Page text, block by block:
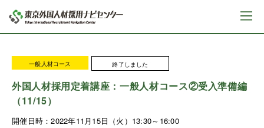
一般人材コース 終了しました
外国人材採用定着講座：一般人材コース②受入準備編
（11/15）
開催日時：2022年11月15日（火）13:30～16:00